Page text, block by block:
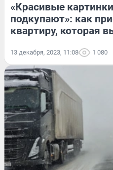
«Красивые
подкупают»: как
квартиру, которая
13 декабря, 2023, 11:08 1 080